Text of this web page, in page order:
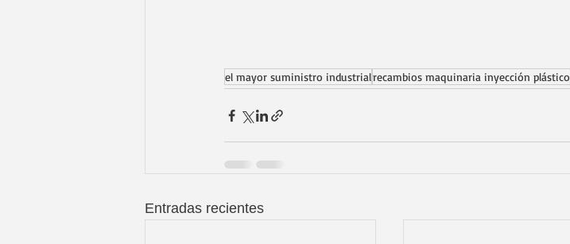
el mayor suministro industrialrecambios maquinaria inyección plástico
Entradas recientes